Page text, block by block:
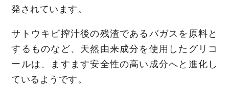
発されています。
サトウキビ搾汁後の残渣であるバガスを原料と
するものなど、天然由来成分を使用したグリコ
ールは、ますます安全性の高い成分へと進化し
ているようです。